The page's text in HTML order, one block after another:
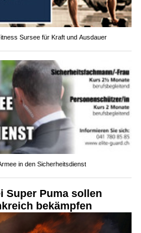
Sursee für Kraft und Ausdauer
in den Sicherheitsdienst
Super Puma sollen
bekämpfen